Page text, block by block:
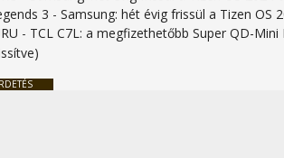
3 -Samsung: hét évig frissül a Tizen OS
- TCL C7L: a megfizethetőbb Super QD-Mini